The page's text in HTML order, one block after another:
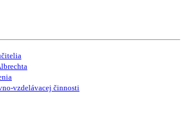
vzdelávacej činnosti